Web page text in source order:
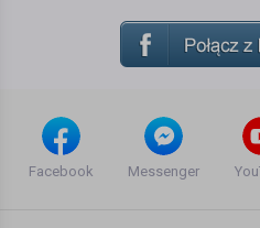
Facebook Messenger